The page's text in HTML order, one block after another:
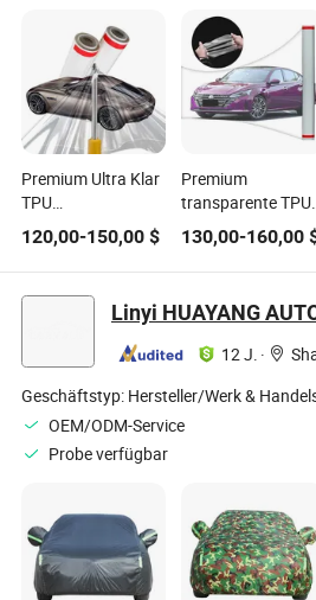
Premium Ultra Klar
TPU
Autoabdeckung für
ultimativen
Lackschutz
120,00-150,00 $
Premium
transparente TPU-
Autohülle für
ultimativen
Lackschutz
130,00-160,00
12 J. ·
Geschäftstyp: Hersteller/Werk &
OEM/ODM-Service
Probe verfügbar